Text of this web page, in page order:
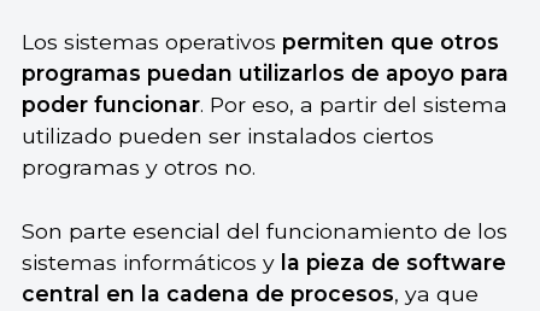
Los sistemas operativos permiten que otros
programas puedan utilizarlos de apoyo para
poder funcionar. Por eso, a partir del sistema
utilizado pueden ser instalados ciertos
programas y otros no.
Son parte esencial del funcionamiento de los
sistemas informáticos yla pieza de software
central en la cadena de procesos, ya que